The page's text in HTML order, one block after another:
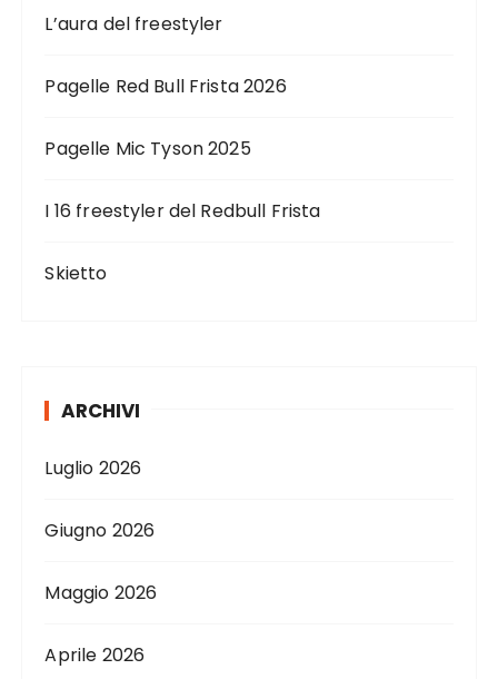
L’aura del freestyler
Pagelle Red Bull Frista 2026
Pagelle Mic Tyson 2025
I 16 freestyler del Redbull Frista
Skietto
ARCHIVI
Luglio 2026
Giugno 2026
Maggio 2026
Aprile 2026